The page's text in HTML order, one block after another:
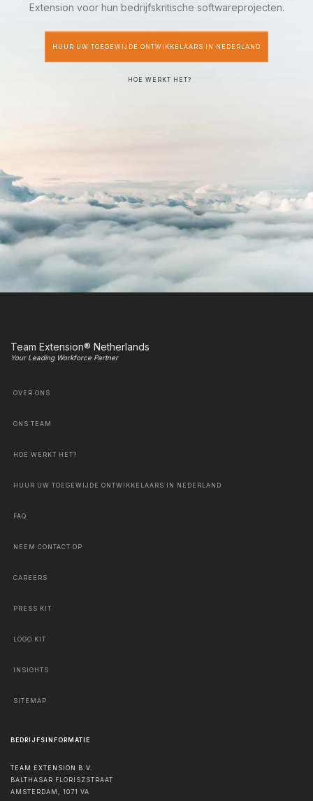
Extension voor hun bedrijfskritische softwareprojecten.
HUUR UW TOEGEWIJDE ONTWIKKELAARS IN NEDERLAND
HOE WERKT HET?
Team Extension® Netherlands
Your Leading Workforce Partner
OVER ONS
ONS TEAM
HOE WERKT HET?
HUUR UW TOEGEWIJDE ONTWIKKELAARS IN NEDERLAND
FAQ
NEEM CONTACT OP
CAREERS
PRESS KIT
LOGO KIT
INSIGHTS
SITEMAP
BEDRIJFSINFORMATIE
TEAM EXTENSION B.V.
BALTHASAR FLORISZSTRAAT
AMSTERDAM
1071 VA